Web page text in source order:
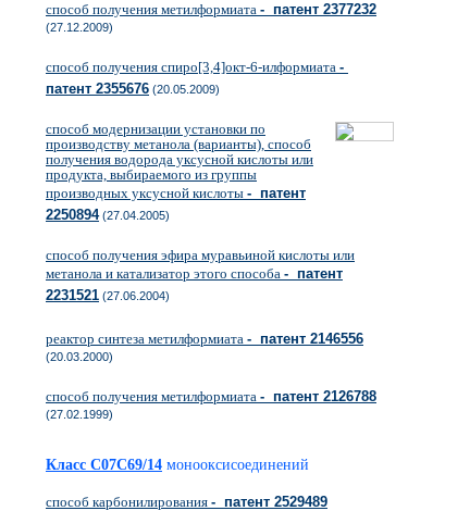
способ получения метилформиата - патент 2377232
(27.12.2009)
способ получения спиро[3,4]окт-6-илформиата -
патент 2355676 (20.05.2009)
способ модернизации установки по
производству метанола (варианты), способ
получения водорода уксусной кислоты или
продукта, выбираемого из группы
производных уксусной кислоты - патент
2250894(27.04.2005)
способ получения эфира муравьиной кислоты или
метанола и катализатор этого способа - патент
2231521 (27.06.2004)
реактор синтеза метилформиата - патент 2146556
(20.03.2000)
способ получения метилформиата - патент 2126788
(27.02.1999)
Класс C07C69/14 монооксисоединений
способ карбонилирования - патент 2529489